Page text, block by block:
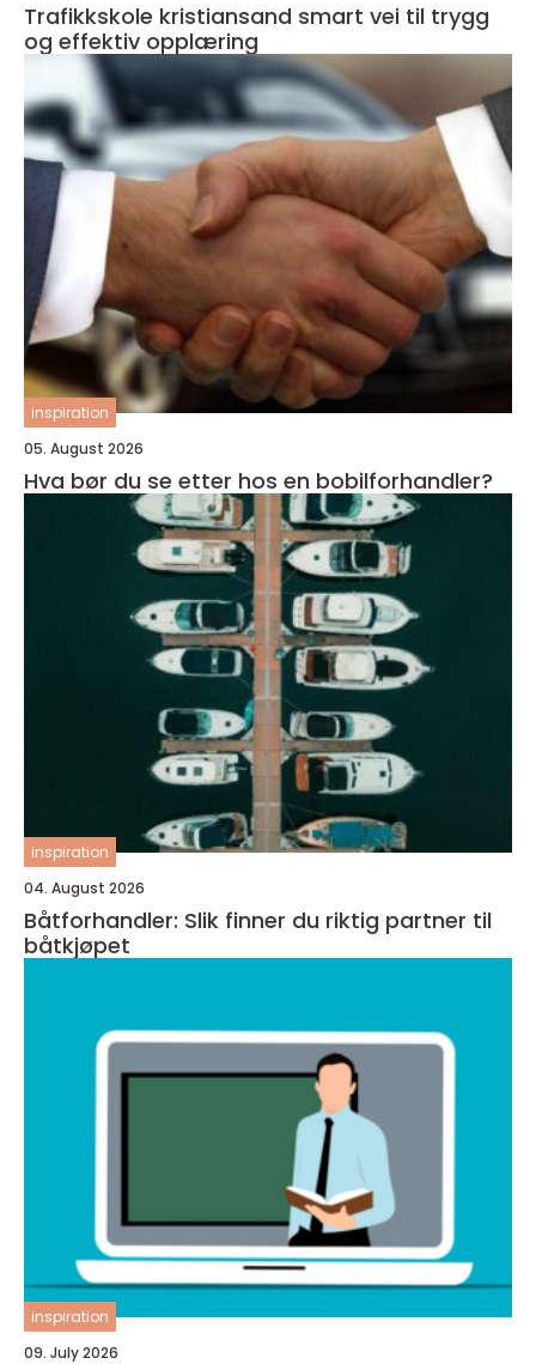
Trafikkskole kristiansand smart vei til trygg
og effektiv opplæring
inspiration
05. August 2026
Hva bør du se etter hos en bobilforhandler?
inspiration
04. August 2026
Båtforhandler: Slik finner du riktig partner til
båtkjøpet
inspiration
09. July 2026